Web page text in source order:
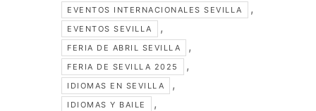
EVENTOS INTERNACIONALES SEVILLA ,
EVENTOS SEVILLA ,
FERIA DE ABRIL SEVILLA ,
FERIA DE SEVILLA 2025 ,
IDIOMAS EN SEVILLA ,
IDIOMAS Y BAILE ,